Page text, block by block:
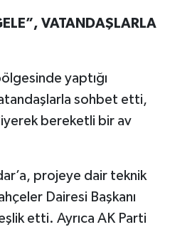
VATANDAŞLARLA
yaptığı
sohbet etti,
bereketli bir av
projeye dair teknik
Dairesi Başkanı
etti. Ayrıca AK Parti